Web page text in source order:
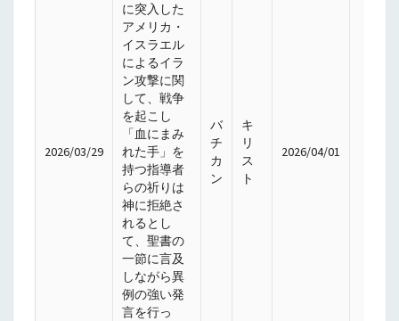
2026/03/29
に突入した
アメリカ・
イスラエル
によるイラ
ン攻撃に関
して、戦争
を起こし
「血にまみ
れた手」を
持つ指導者
らの祈りは
神に拒絶さ
れるとし
て、聖書の
一節に言及
しながら異
例の強い発
言を行っ
バ
チ
カ
ン
キ
リ
ス
ト
2026/04/01